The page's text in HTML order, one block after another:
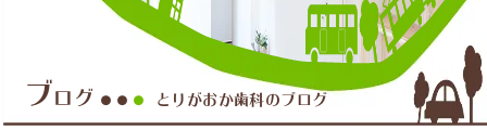
ブログ ●● ● とりがおか歯科のブログ